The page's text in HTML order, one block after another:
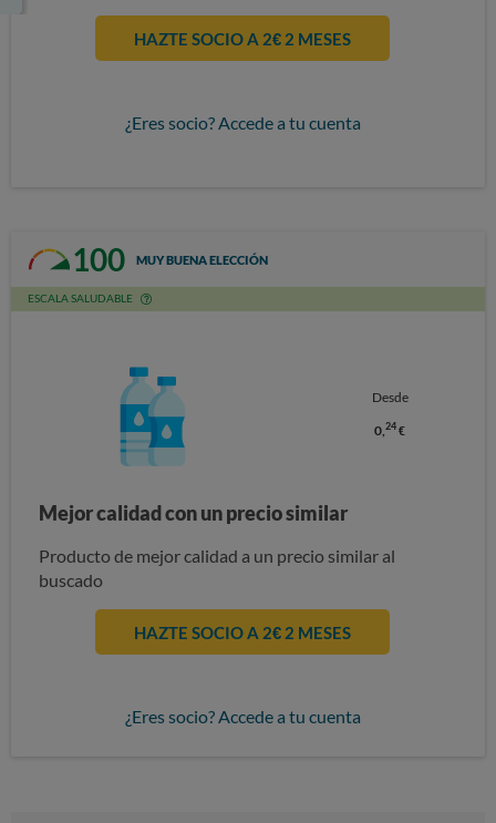
HAZTE SOCIO A 2€ 2 MESES
¿Eres socio? Accede a tu cuenta
100 MUY BUENA ELECCIÓN
ESCALA SALUDABLE
Desde
0,24 €
Mejor calidad con un precio similar
Producto de mejor calidad a un precio similar al
buscado
HAZTE SOCIO A 2€ 2 MESES
¿Eres socio? Accede a tu cuenta